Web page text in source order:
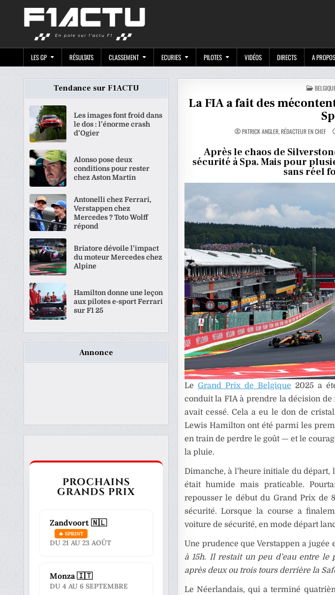
LES GP RÉSULTATS CLASSEMENT ECURIES PILOTES VIDÉOS DIRECTS A
POSTED
IN
La FIA a fait des
PATRICK ANGLER, RÉDACTEUR EN CHEF
Après le chaos de
sécurité à Spa. Mais pour
sans réel
Le Grand Prix de Belgique 2025 a
conduit la FIA à prendre la décision
avait cessé. Cela a eu le don de
Lewis Hamilton ont été parmi les
en train de perdre le goût — et le
la pluie.
Dimanche, à l’heure initiale du départ,
était humide mais praticable.
repousser le début du Grand Prix de
sécurité. Lorsque la course a
voiture de sécurité, en mode départ
Une prudence que Verstappen a jugée
à 15h. Il restait un peu d’eau entre
après deux ou trois tours derrière la
Le Néerlandais, qui a terminé
Tendance sur F1ACTU
Les images font froid dans
le dos : l’énorme crash
d’Ogier
Alonso pose deux
conditions pour rester
chez Aston Martin
Antonelli chez Ferrari,
Verstappen chez
Mercedes ? Toto Wolff
répond
Briatore dévoile l’impact
du moteur Mercedes chez
Alpine
Hamilton donne une leçon
aux pilotes e-sport Ferrari
sur F1 25
Annonce
PROCHAINS
GRANDS PRIX
Zandvoort 🇳🇱
🔥 SPRINT
DU 21 AU 23 AOÛT
Monza 🇮🇹
DU 4 AU 6 SEPTEMBRE